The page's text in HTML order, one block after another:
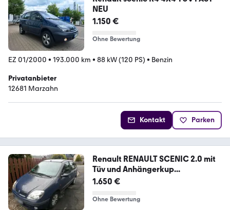
NEU
1.150 €
Ohne Bewertung
EZ 01/2000 • 193.000 km • 88 kW (120 PS) • Benzin
Privatanbieter
12681 Marzahn
Kontakt Parken
Renault RENAULT SCENIC 2.0 mit
Tüv und Anhängerkup...
1.650 €
Ohne Bewertung